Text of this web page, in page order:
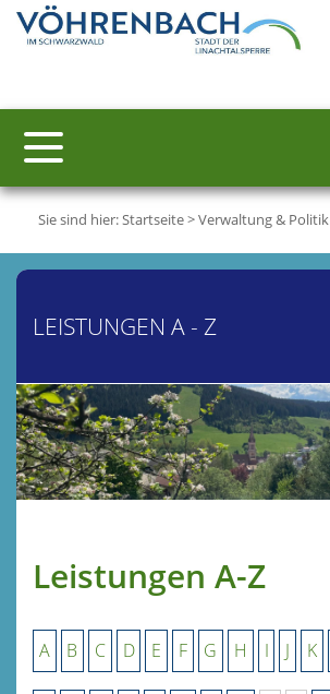
Sie sind hier:Startseite>Verwaltung & Politik
LEISTUNGEN A - Z
Leistungen A-Z
A B C D E F G H I J K